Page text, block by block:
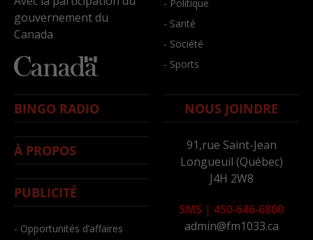
gouvernement du
Canada
- Politique
- Santé
- Société
- Sports
BINGO RADIO
À PROPOS
PUBLICITÉ
- Opportunités d’affaires
NOUS JOINDRE
91,rue Saint-Jean
Longueuil (Québec)
J4H 2W8
SMS | 450-646-6800
admin@fm1033.ca